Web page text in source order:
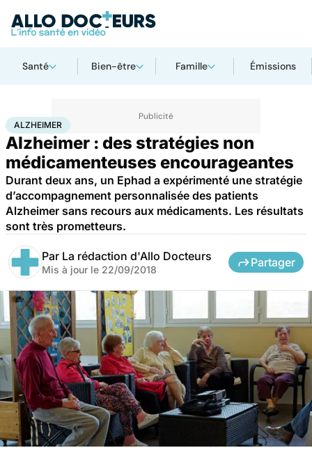
Santé Bien-être Famille Émissions
AccueilSanté Maladies
ALZHEIMER
Alzheimer : des stratégies non
médicamenteuses encourageantes
Durant deux ans, un Ephad a expérimenté une stratégie
d’accompagnement personnalisée des patients
Alzheimer sans recours aux médicaments. Les résultats
sont très prometteurs.
Par La rédaction d'Allo Docteurs
Mis à jour le 22/09/2018
Partager